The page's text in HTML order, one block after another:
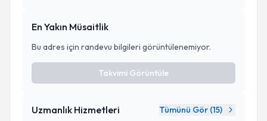
En Yakın Müsaitlik
Bu adres için randevu bilgileri görüntülenemiyor.
Takvimi Görüntüle
Uzmanlık Hizmetleri Tümünü Gör (15)